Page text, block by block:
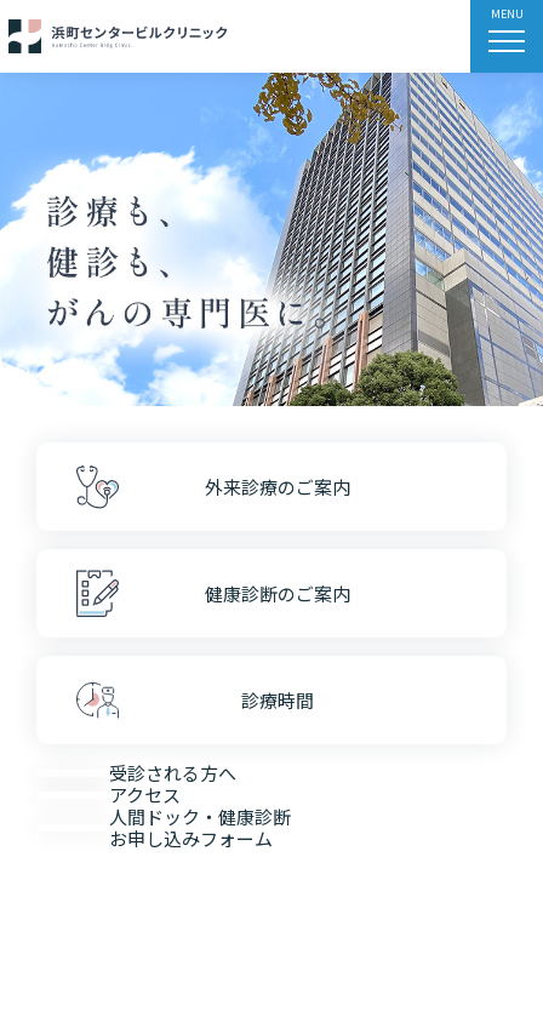
外来診療のご案内
健康診断のご案内
診療時間
受診される方へ
アクセス
人間ドック・健康診断
お申し込みフォーム